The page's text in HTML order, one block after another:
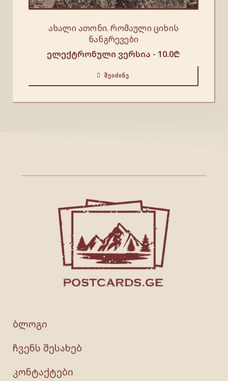
ახალი ათონი. რომაული ციხის
ნანგრევები
ელექტრონული ვერსია - 10.0₾
ᲨᲔᲘᲫᲘᲜᲔ
ბლოგი
ჩვენს შესახებ
კონტაქტები